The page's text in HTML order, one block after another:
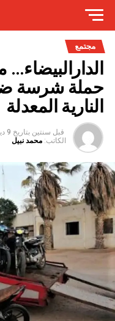
مجتمع
حملة شرسة
النارية المعدلة
قبل سنتين بتاريخ 9 ديسمبر 2024
الكاتب: محمد نبيل